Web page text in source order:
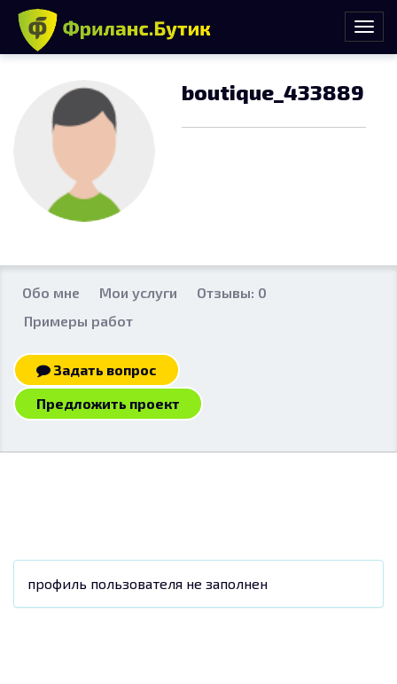
boutique_433889
Обо мне Мои услуги
Отзывы: 0
Примеры работ
Задать вопрос
Предложить проект
профиль пользователя не заполнен